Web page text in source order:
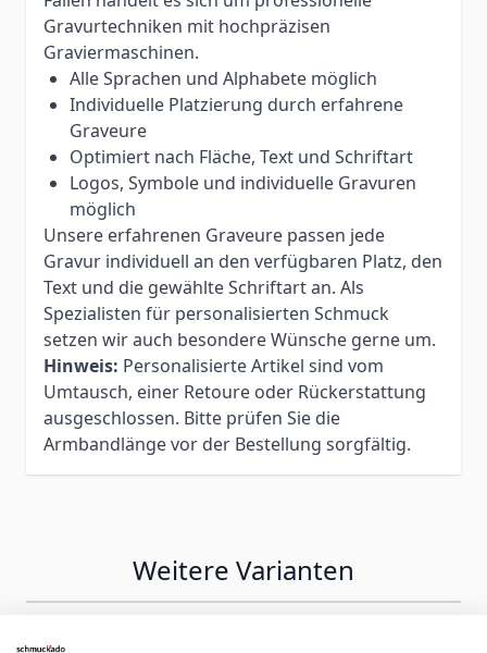
Gravurtechniken mit hochpräzisen
Graviermaschinen.
Alle Sprachen und Alphabete möglich
Individuelle Platzierung durch erfahrene
Graveure
Optimiert nach Fläche, Text und Schriftart
Logos, Symbole und individuelle Gravuren
möglich
Unsere erfahrenen Graveure passen jede
Gravur individuell an den verfügbaren Platz, den
Text und die gewählte Schriftart an. Als
Spezialisten für personalisierten Schmuck
setzen wir auch besondere Wünsche gerne um.
Hinweis: Personalisierte Artikel sind vom
Umtausch, einer Retoure oder Rückerstattung
ausgeschlossen. Bitte prüfen Sie die
Armbandlänge vor der Bestellung sorgfältig.
Weitere Varianten
Press to skip carousel